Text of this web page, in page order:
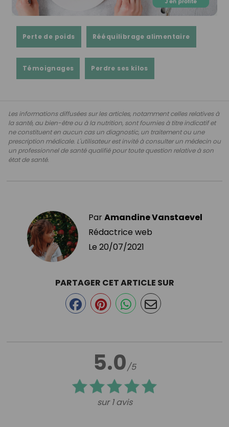
Perte de poids Rééquilibrage alimentaire
Témoignages Perdre ses kilos
Les informations diffusées sur les articles, notamment celles relatives à
la santé, au bien-être ou à la nutrition, sont fournies à titre indicatif et
ne constituent en aucun cas un diagnostic, un traitement ou une
prescription médicale. L'utilisateur est invité à consulter un médecin ou
un professionnel de santé qualifié pour toute question relative à son
état de santé.
ParAmandine Vanstaevel
Rédactrice web
Le 20/07/2021
5.0/5
sur 1 avis
PARTAGER CET ARTICLE SUR